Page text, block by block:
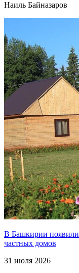
Наиль Байназаров
В Башкирии
частных домов
31 июля 2026